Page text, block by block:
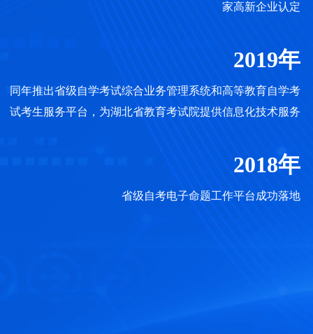
家高新企业认定
2019年
同年推出省级自学考试综合业务管理系统和高等教育自学考
试考生服务平台，为湖北省教育考试院提供信息化技术服务
2018年
省级自考电子命题工作平台成功落地